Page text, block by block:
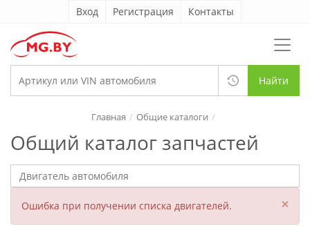
Вход Регистрация Контакты
Найти
Общий каталог запчастей
Главная Общие каталоги
Ошибка при получении списка двигателей. ×